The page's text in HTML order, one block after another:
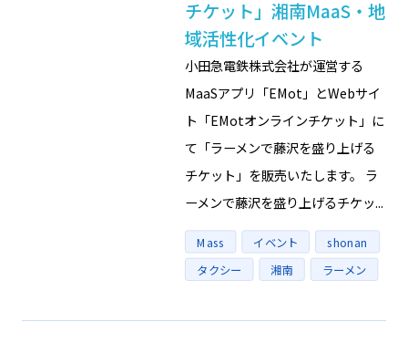
チケット」湘南MaaS・地
域活性化イベント
小田急電鉄株式会社が運営する
MaaSアプリ「EMot」とWebサイ
ト「EMotオンラインチケット」に
て「ラーメンで藤沢を盛り上げる
チケット」を販売いたします。 ラ
ーメンで藤沢を盛り上げるチケッ...
Tags
Mass イベント shonan
タクシー 湘南 ラーメン